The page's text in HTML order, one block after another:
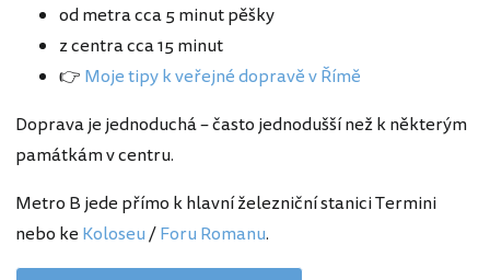
od metra cca 5 minut pěšky
z centra cca 15 minut
👉 Moje tipy k veřejné dopravě v Římě
Doprava je jednoduchá – často jednodušší než k některým
památkám v centru.
Metro B jede přímo k hlavní železniční stanici Termini
nebo ke Koloseu/Foru Romanu.